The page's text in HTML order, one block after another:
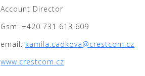
Account Director
Gsm: +420 731 613 609
email: kamila.cadkova@crestcom.cz
www.crestcom.cz